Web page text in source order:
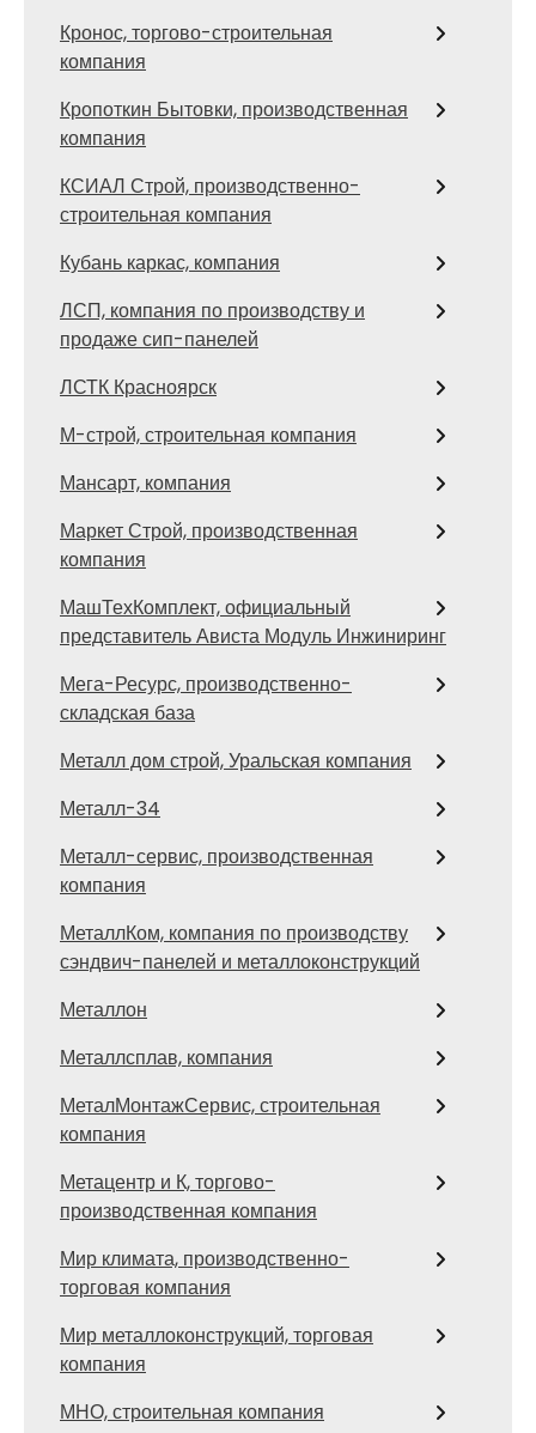
Кронос, торгово-строительная
компания
Кропоткин Бытовки, производственная
компания
КСИАЛ Строй, производственно-
строительная компания
Кубань каркас, компания
ЛСП, компания по производству и
продаже сип-панелей
ЛСТК Красноярск
М-строй, строительная компания
Мансарт, компания
Маркет Строй, производственная
компания
МашТехКомплект, официальный
представитель Ависта Модуль Инжиниринг
Мега-Ресурс, производственно-
складская база
Металл дом строй, Уральская компания
Металл-34
Металл-сервис, производственная
компания
МеталлКом, компания по производству
сэндвич-панелей и металлоконструкций
Металлон
Металлсплав, компания
МеталМонтажСервис, строительная
компания
Метацентр и К, торгово-
производственная компания
Мир климата, производственно-
торговая компания
Мир металлоконструкций, торговая
компания
МНО, строительная компания